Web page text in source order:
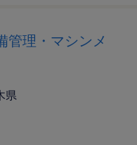
管理・マシンメ
県